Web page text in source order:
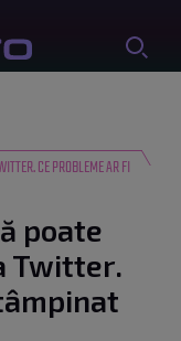
CE PROBLEME AR FI
poate
Twitter.